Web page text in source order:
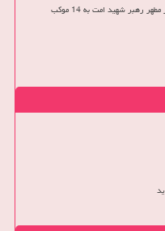
شهید امت به 14 موکب